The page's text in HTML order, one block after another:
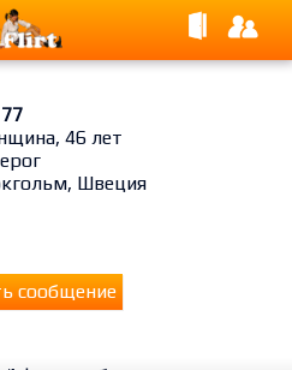
46 лет
Швеция
сообщение